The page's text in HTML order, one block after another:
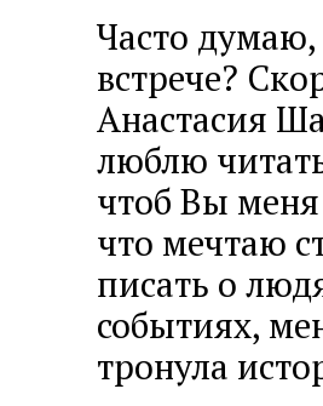
Часто
встрече?
Анастасия
люблю
чтоб Вы
что мечтаю
писать о
событиях,
тронула